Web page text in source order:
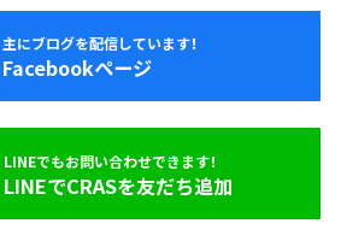
主にブログを配信しています！
Facebookページ
LINEでもお問い合わせできます！
LINEでCRASを友だち追加